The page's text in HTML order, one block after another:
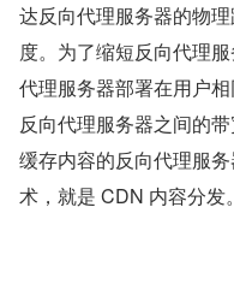
达反向代理服务器的物
度。为了缩短反向代理
代理服务器部署在用户
反向代理服务器之间的
缓存内容的反向代理服
术，就是 CDN 内容分发。